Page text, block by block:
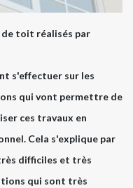
de toit réalisés par
s'effectuer sur les
qui vont permettre de
ces travaux en
Cela s'explique par
difficiles et très
qui sont très